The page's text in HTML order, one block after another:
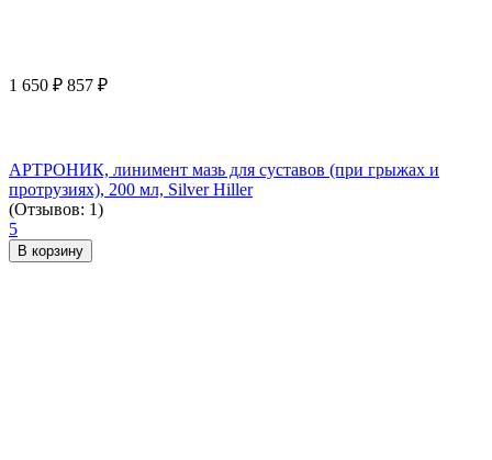
1 650 ₽ 857 ₽
АРТРОНИК, линимент мазь для суставов (при грыжах и
протрузиях), 200 мл, Silver Hiller
(Отзывов: 1)
5
В корзину